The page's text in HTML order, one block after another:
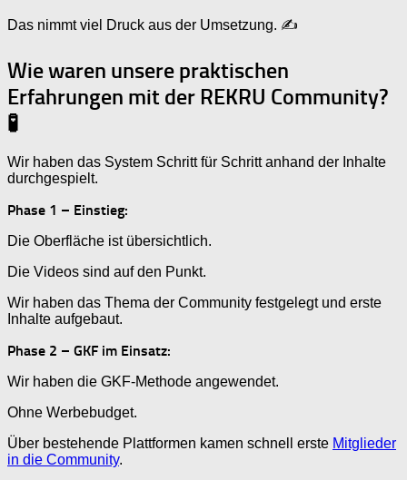
Das nimmt viel Druck aus der Umsetzung. ✍️
Wie waren unsere praktischen
Erfahrungen mit der REKRU Community?
🧪
Wir haben das System Schritt für Schritt anhand der Inhalte
durchgespielt.
Phase 1 – Einstieg:
Die Oberfläche ist übersichtlich.
Die Videos sind auf den Punkt.
Wir haben das Thema der Community festgelegt und erste
Inhalte aufgebaut.
Phase 2 – GKF im Einsatz:
Wir haben die GKF-Methode angewendet.
Ohne Werbebudget.
Über bestehende Plattformen kamen schnell erste Mitglieder
in die Community.